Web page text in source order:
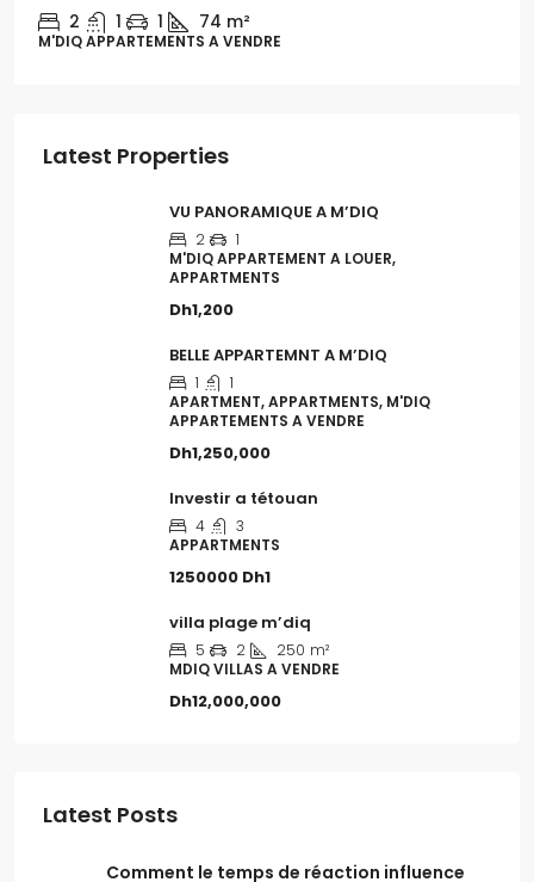
2 1 1 74 m²
M'DIQ APPARTEMENTS A VENDRE
Latest Properties
VU PANORAMIQUE A M’DIQ
2
1
M'DIQ APPARTEMENT A LOUER,
APPARTMENTS
Dh1,200
BELLE APPARTEMNT A M’DIQ
1
1
APARTMENT, APPARTMENTS, M'DIQ
APPARTEMENTS A VENDRE
Dh1,250,000
Investir a tétouan
4
3
APPARTMENTS
1250000 Dh1
villa plage m’diq
5 2 250 m²
MDIQ VILLAS A VENDRE
Dh12,000,000
Latest Posts
Comment le temps de réaction influence